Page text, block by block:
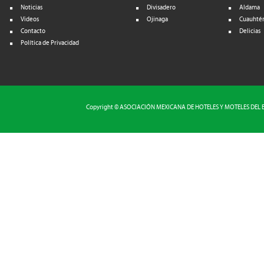
Noticias
Videos
Contacto
Política de Privacidad
Divisadero
Ojinaga
Aldama
Delicias
Copyright © ASOCIACIÓN MEXICANA DE HOTELES Y MOTELES